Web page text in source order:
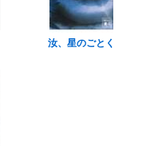
汝、星のごとく